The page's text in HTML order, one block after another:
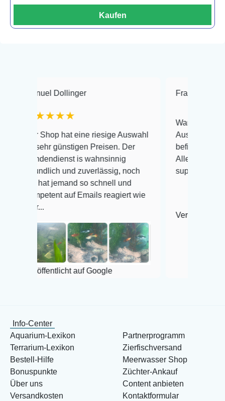
Kaufen
Dollinger
hat eine riesige Auswahl
günstigen Preisen. Der
is wahnsinnig
und zuverlässig, noch
jemand so schnell und
auf Emails reagiert wie
auf Google
Frank Hackmayer
Warenanlieferung Top und
Auswahl plus
befinden der Fische
Alles ist quick lebendig
super Zustand. Gerne
Veröffentlicht auf Google
Info-Center
Aquarium-Lexikon
Terrarium-Lexikon
Bestell-Hilfe
Bonuspunkte
Über uns
Versandkosten
Partnerprogramm
Zierfischversand
Meerwasser Shop
Züchter-Ankauf
Content anbieten
Kontaktformular